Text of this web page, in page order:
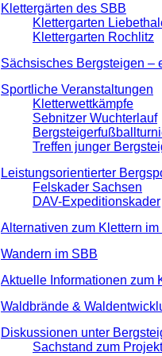
Klettergärten des SBB
Klettergarten
Klettergarten Rochlitz
Sächsisches Bergsteigen –
Sportliche Veranstaltungen
Kletterwettkämpfe
Sebnitzer Wuchterlauf
Treffen junger
Leistungsorientierter
Felskader Sachsen
DAV-Expeditionskader
Alternativen zum Klettern
Wandern im SBB
Aktuelle Informationen zum
Waldbrände &
Diskussionen unter
Sachstand zum